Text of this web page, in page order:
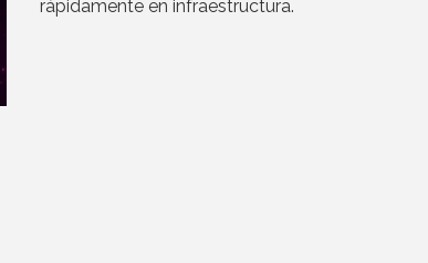
rápidamente en infraestructura.